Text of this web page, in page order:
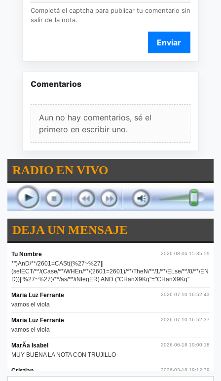
Completá el captcha para publicar tu comentario sin
salir de la nota.
Enviar
Comentarios
Aun no hay comentarios, sé el
primero en escribir uno.
RADIO EN VIVO
DEJA UN MENSAJE